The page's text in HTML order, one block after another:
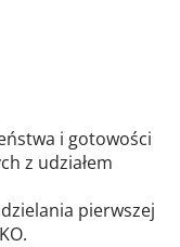
i gotowości
z udziałem
pierwszej